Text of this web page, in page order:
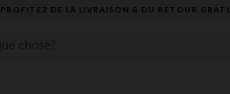
PROFITEZ DE LA LIVRAISON & DU RETOUR